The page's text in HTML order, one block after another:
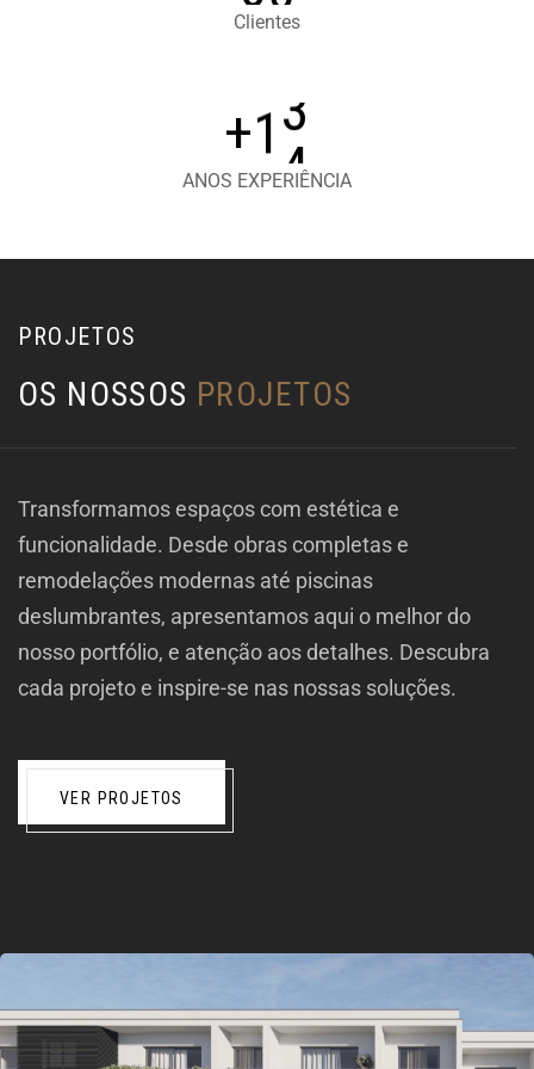
Clientes
+14
ANOS EXPERIÊNCIA
PROJETOS
OS NOSSOS PROJETOS
Transformamos espaços com estética e
funcionalidade. Desde obras completas e
remodelações modernas até piscinas
deslumbrantes, apresentamos aqui o melhor do
nosso portfólio, e atenção aos detalhes. Descubra
cada projeto e inspire-se nas nossas soluções.
VER PROJETOS